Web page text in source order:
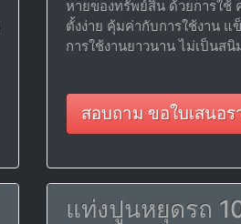
หายของทรัพย์สิน ด้วยการใช้
ตั้งง่าย คุ้มค่ากับการใช้งาน แ
การใช้งานยาวนาน ไม่เป็นสนิ
สอบถาม ขอใบเสนอร
แท่งปูนหยุดรถ